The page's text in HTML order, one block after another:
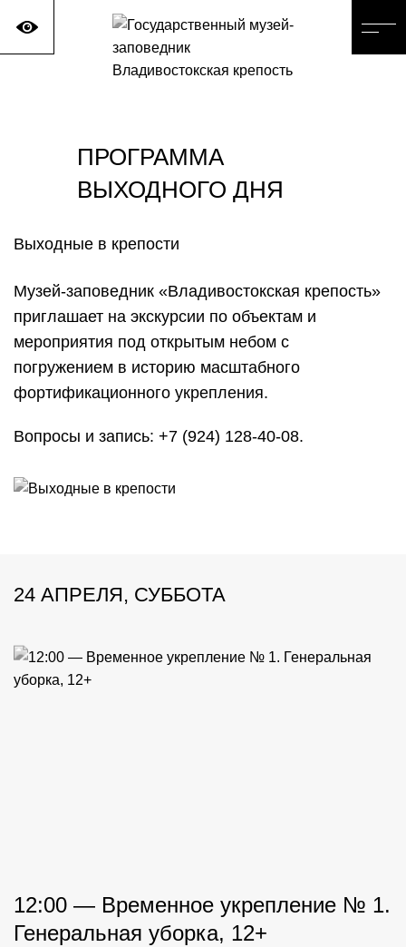
ПРОГРАММА
ВЫХОДНОГО ДНЯ
Выходные в крепости
Музей-заповедник «Владивостокская крепость»
приглашает на экскурсии по объектам и
мероприятия под открытым небом с
погружением в историю масштабного
фортификационного укрепления.
Вопросы и запись: +7 (924) 128-40-08.
24 АПРЕЛЯ, СУББОТА
12:00 — Временное укрепление № 1.
Генеральная уборка, 12+